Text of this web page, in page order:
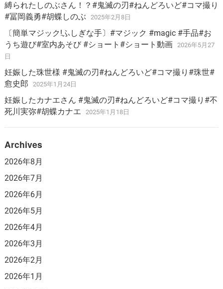
縛られたしのぶさん！？#鬼滅の刃#ねんどろいど#コマ撮り
#冨岡義勇#胡蝶しのぶ
2025年2月8日
〔簡単マジック!ふしぎな手〕#マジック #magic #手品#お
うち遊び#室内あそび #ショート#ショート動画
2026年5月27
日
妊娠した珠世様 #鬼滅の刃#ねんどろいど#コマ撮り#珠世#
愈史郎
2025年1月24日
妊娠したカナエさん #鬼滅の刃#ねんどろいど#コマ撮り#不
死川実弥#胡蝶カナエ
2025年1月18日
Archives
2026年8月
2026年7月
2026年6月
2026年5月
2026年4月
2026年3月
2026年2月
2026年1月